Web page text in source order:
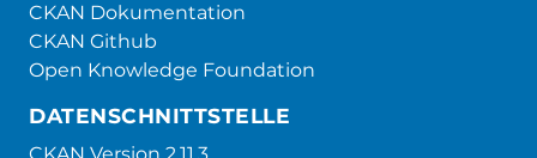
CKAN Dokumentation
CKAN Github
Open Knowledge Foundation
DATENSCHNITTSTELLE